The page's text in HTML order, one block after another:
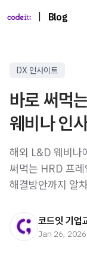
Blog
DX 인사이트
바로 써먹
웨비나 인
해외 L&D 웨비
써먹는 HRD 프
해결방안까지 알
코드잇 기업
Jan 26, 2026